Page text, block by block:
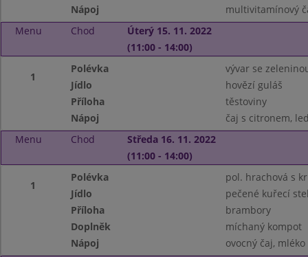
Nápoj
multivitamínový
Menu
Chod
Úterý 15. 11. 2022
(11:00 - 14:00)
1
Polévka
vývar se
Jídlo
hovězí guláš
Příloha
těstoviny
Nápoj
čaj s citronem,
Menu
Chod
Středa 16. 11. 2022
(11:00 - 14:00)
1
Polévka
pol. hrachová s
Jídlo
pečené kuřecí
Příloha
brambory
Doplněk
míchaný kompot
Nápoj
ovocný čaj, mléko